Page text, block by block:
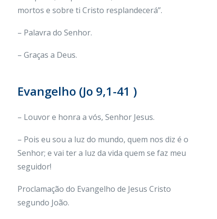
mortos e sobre ti Cristo resplandecerá”.
– Palavra do Senhor.
– Graças a Deus.
Evangelho (Jo 9,1-41 )
– Louvor e honra a vós, Senhor Jesus.
– Pois eu sou a luz do mundo, quem nos diz é o
Senhor; e vai ter a luz da vida quem se faz meu
seguidor!
Proclamação do Evangelho de Jesus Cristo
segundo João.